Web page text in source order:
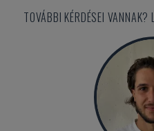
TOVÁBBI KÉRDÉSEI VANNAK?